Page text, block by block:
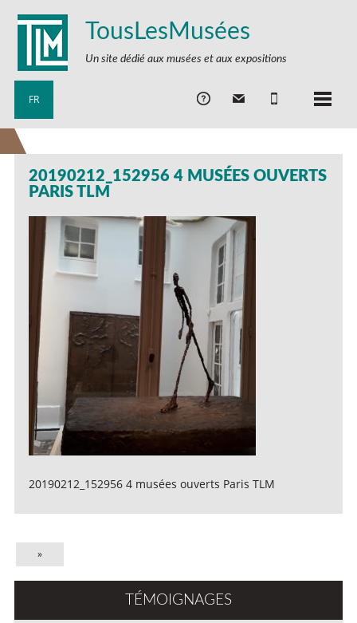
TousLesMusées
Un site dédié aux musées et aux expositions
FR
20190212_152956 4 MUSÉES OUVERTS
PARIS TLM
20190212_152956 4 musées ouverts Paris TLM
»
TÉMOIGNAGES